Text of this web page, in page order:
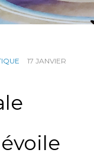
17 JANVIER